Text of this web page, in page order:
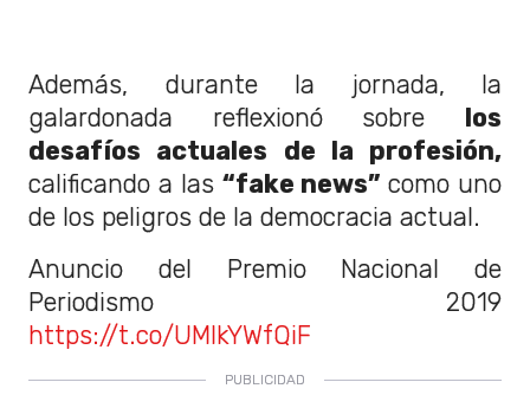
Además, durante la jornada, la
galardonada reflexionó sobre los
desafíos actuales de la profesión,
calificando a las “fake news” como uno
de los peligros de la democracia actual.
Anuncio del Premio Nacional de
Periodismo 2019
https://t.co/UMlkYWfQiF